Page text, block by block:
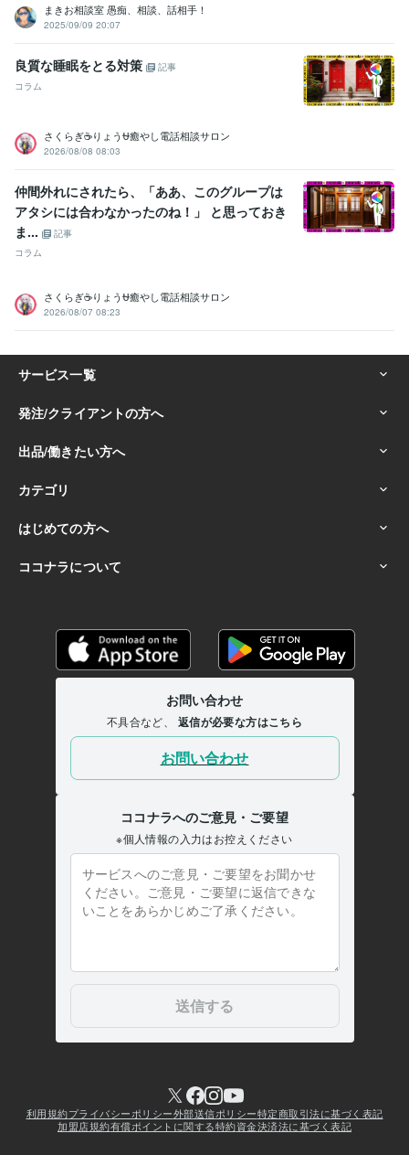
まきお相談室 愚痴、相談、話相手！
2025/09/09 20:07
良質な睡眠をとる対策
記事
コラム
さくらぎ☕りょう⛎癒やし電話相談サロン
2026/08/08 08:03
仲間外れにされたら、「ああ、このグループは
アタシには合わなかったのね！」 と思っておき
ま...
記事
コラム
さくらぎ☕りょう⛎癒やし電話相談サロン
2026/08/07 08:23